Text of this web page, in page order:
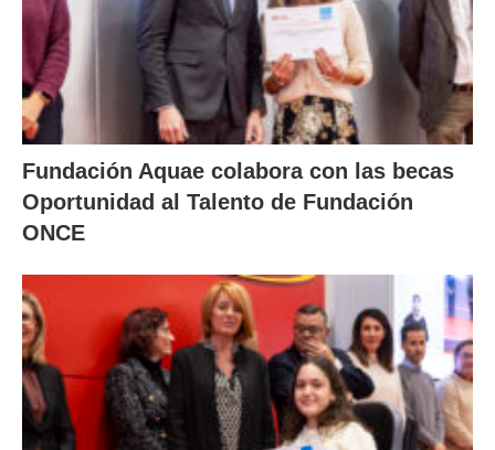
Fundación Aquae colabora con las becas
Oportunidad al Talento de Fundación
ONCE